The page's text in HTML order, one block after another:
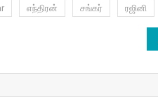
எந்திரன் சங்கர் ரஜினி